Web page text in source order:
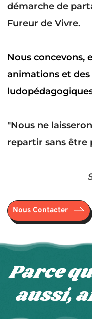
démarche de
Fureur de Vivre.
Nous concevons,
animations et
"Nous ne
repartir sans être
Nous Contacter
Parce
aussi,